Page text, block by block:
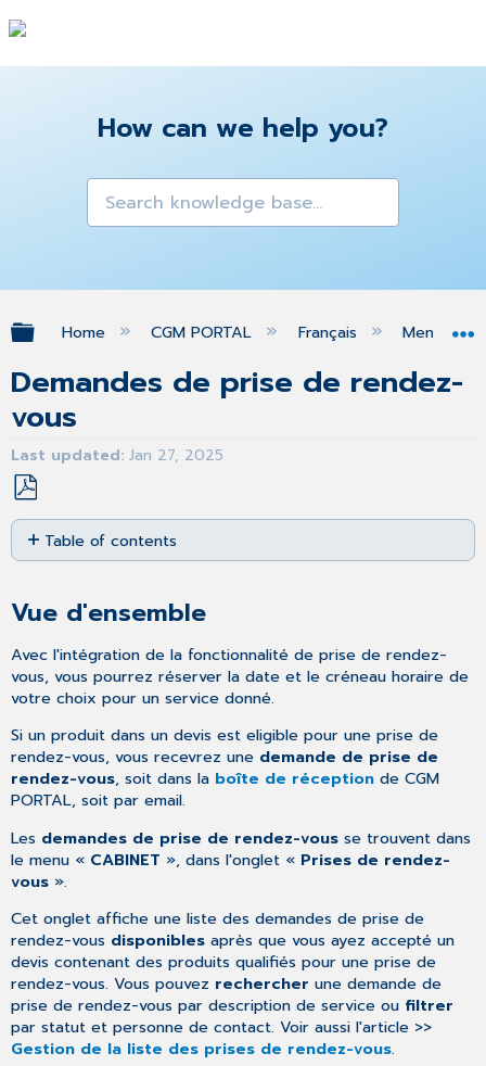
How can we help you?
Expand/collapse global hierarchy
Home CGM PORTAL Français Menu
Demandes de prise de rendez-
vous
Last updated Jan 27, 2025
Save
as
PDF
Table of contents
Détails
la
demande
de
de
rendez-
vous
Vue d'ensemble
Avec l'intégration de la fonctionnalité de prise de rendez-
vous, vous pourrez réserver la date et le créneau horaire de
votre choix pour un service donné.
Si un produit dans un devis est eligible pour une prise de
rendez-vous, vous recevrez une demande de prise de
rendez-vous, soit dans la boîte de réception de CGM
PORTAL, soit par email.
Les demandes de prise de rendez-vous se trouvent dans
le menu « CABINET », dans l'onglet « Prises de rendez-
vous ».
Cet onglet affiche une liste des demandes de prise de
rendez-vous disponiblesaprès que vous ayez accepté un
devis contenant des produits qualifiés pour une prise de
rendez-vous. Vous pouvez rechercherune demande de
prise de rendez-vous par description de service ou filtrer
par statut et personne de contact. Voir aussi l'article >>
Gestion de la liste des prises de rendez-vous.